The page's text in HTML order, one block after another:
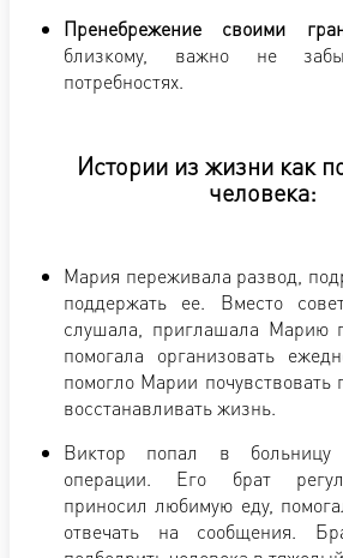
Пренебрежение своими
близкому, важно не
потребностях.
Истории из жизни как
человека:
Мария переживала развод,
поддержать ее. Вместо
слушала, приглашала Марию
помогала организовать
помогло Марии почувствовать
восстанавливать жизнь.
Виктор попал в больницу
операции. Его брат
приносил любимую еду,
отвечать на сообщения.